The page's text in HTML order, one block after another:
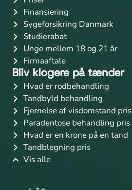
Finansiering
Sygeforsikring Danmark
Studierabat
Unge mellem 18 og 21 år
Firmaaftale
Bliv klogere på tænder
Hvad er rodbehandling
Tandbyld behandling
Fjernelse af visdomstand pris
Paradentose behandling pris
Hvad er en krone på en tand
Tandblegning pris
Vis alle